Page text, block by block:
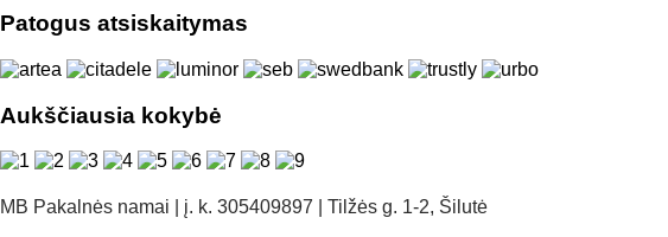
Patogus atsiskaitymas
Aukščiausia kokybė
MB Pakalnės namai | į. k. 305409897 | Tilžės g. 1-2, Šilutė